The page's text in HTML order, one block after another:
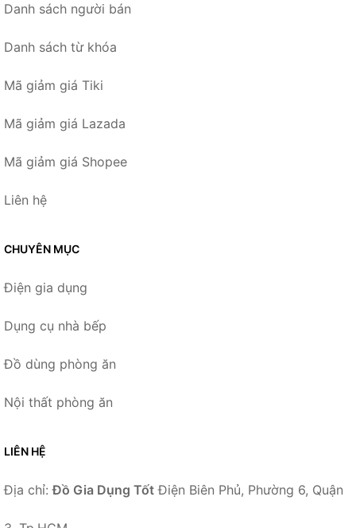
Danh sách người bán
Danh sách từ khóa
Mã giảm giá Tiki
Mã giảm giá Lazada
Mã giảm giá Shopee
Liên hệ
CHUYÊN MỤC
Điện gia dụng
Dụng cụ nhà bếp
Đồ dùng phòng ăn
Nội thất phòng ăn
LIÊN HỆ
Địa chỉ:Đồ Gia Dụng Tốt Điện Biên Phủ, Phường 6, Quận